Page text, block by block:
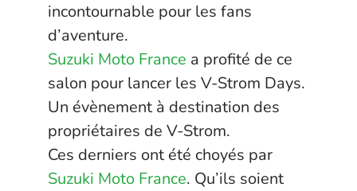
incontournable pour les fans
d’aventure.
Suzuki Moto France a profité de ce
salon pour lancer les V-Strom Days.
Un évènement à destination des
propriétaires de V-Strom.
Ces derniers ont été choyés par
Suzuki Moto France. Qu’ils soient